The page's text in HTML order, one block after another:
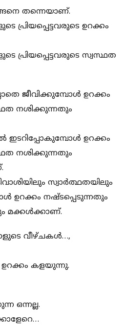
തന്നെയാണ്.
പ്രിയപ്പെട്ടവരുടെ ഉറക്കം
പ്രിയപ്പെട്ടവരുടെ സ്വസ്ഥത
ജീവിക്കുമ്പോൾ ഉറക്കം
നശിക്കുന്നതും
ഇടറിപ്പോകുമ്പോൾ ഉറക്കം
നശിക്കുന്നതും
സ്വാർത്ഥതയിലും
ഉറക്കം നഷ്ടപ്പെടുന്നതും
മക്കൾക്കാണ്.
വീഴ്ചകൾ…,
കളയുന്നു.
ഒന്നല്ല.